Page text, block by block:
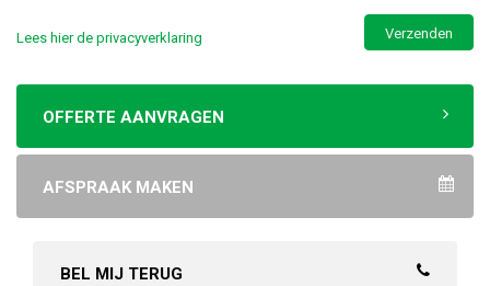
Lees hier de privacyverklaring
OFFERTE AANVRAGEN
AFSPRAAK MAKEN
BEL MIJ TERUG